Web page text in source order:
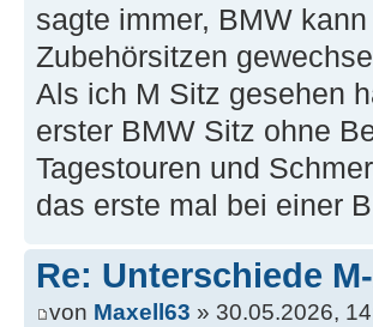
sagte immer, BMW
Zubehörsitzen
Als ich M Sitz gesehen
erster BMW Sitz ohne
Tagestouren und
das erste mal bei einer
Re: Unterschiede
von Maxell63 » 30.05.2026,